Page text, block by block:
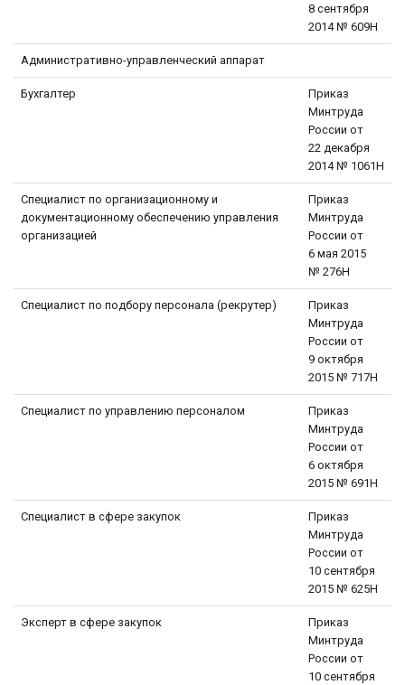
8 сентября
2014 № 609Н
Административно-управленческий аппарат
Бухгалтер
Приказ
Минтруда
России от
22 декабря
2014 № 1061Н
Специалист по организационному и
документационному обеспечению управления
организацией
Приказ
Минтруда
России от
6 мая 2015
№ 276Н
Специалист по подбору персонала (рекрутер)
Приказ
Минтруда
России от
9 октября
2015 № 717Н
Специалист по управлению персоналом
Приказ
Минтруда
России от
6 октября
2015 № 691Н
Специалист в сфере закупок
Приказ
Минтруда
России от
10 сентября
2015 № 625Н
Эксперт в сфере закупок
Приказ
Минтруда
России от
10 сентября